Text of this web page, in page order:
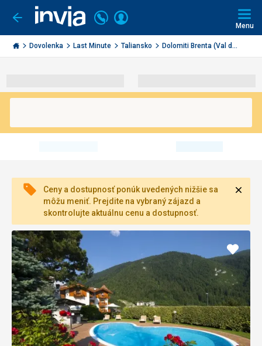
Ísť
späť
Invia.sk
Volajte
+421
2
3221
Prihlásiť
Menu
Dovolenka Last Minute Taliansko Dolomiti Brenta (Val d...
Ceny a dostupnosť ponúk uvedených nižšie sa
môžu meniť. Prejdite na vybraný zájazd a
skontrolujte aktuálnu cenu a dostupnosť.
Pridať
do